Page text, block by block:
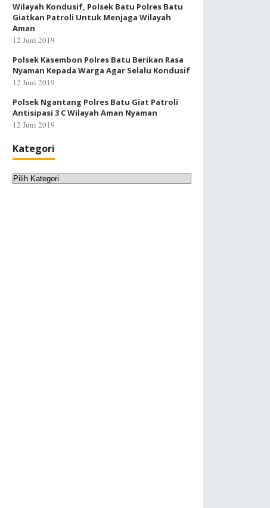
Wilayah Kondusif, Polsek Batu Polres Batu
Giatkan Patroli Untuk Menjaga Wilayah
Aman
12 Juni 2019
Polsek Kasembon Polres Batu Berikan Rasa
Nyaman Kepada Warga Agar Selalu Kondusif
12 Juni 2019
Polsek Ngantang Polres Batu Giat Patroli
Antisipasi 3 C Wilayah Aman Nyaman
12 Juni 2019
Kategori
Kategori